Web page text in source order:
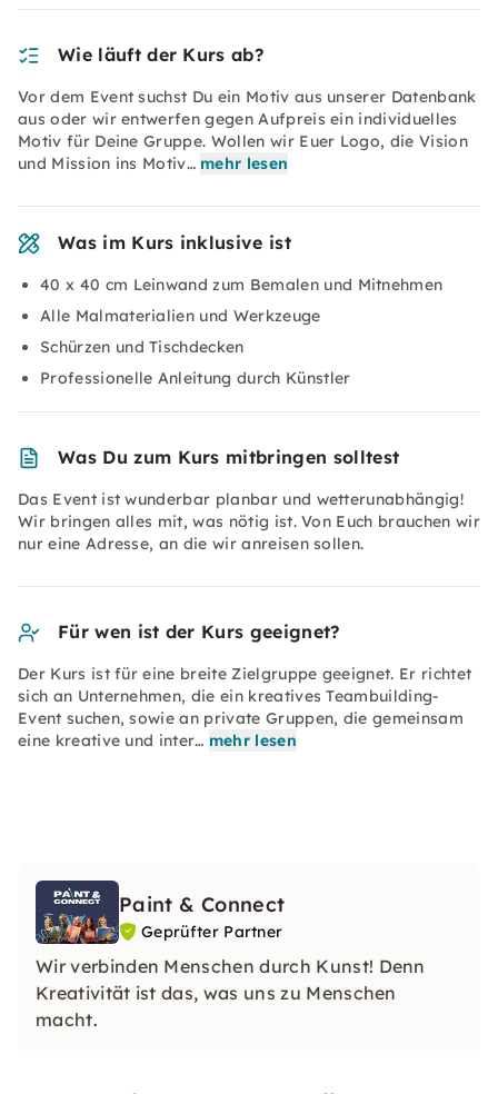
Wie läuft der Kurs ab?
Vor dem Event suchst Du ein Motiv aus unserer Datenbank
aus oder wir entwerfen gegen Aufpreis ein individuelles
Motiv für Deine Gruppe. Wollen wir Euer Logo, die Vision
und Mission ins Motiv… mehr lesen
Was im Kurs inklusive ist
40 x 40 cm Leinwand zum Bemalen und Mitnehmen
Alle Malmaterialien und Werkzeuge
Schürzen und Tischdecken
Professionelle Anleitung durch Künstler
Was Du zum Kurs mitbringen solltest
Das Event ist wunderbar planbar und wetterunabhängig!
Wir bringen alles mit, was nötig ist. Von Euch brauchen wir
nur eine Adresse, an die wir anreisen sollen.
Für wen ist der Kurs geeignet?
Der Kurs ist für eine breite Zielgruppe geeignet. Er richtet
sich an Unternehmen, die ein kreatives Teambuilding-
Event suchen, sowie an private Gruppen, die gemeinsam
eine kreative und inter… mehr lesen
Paint & Connect
Geprüfter Partner
Wir verbinden Menschen durch Kunst! Denn
Kreativität ist das, was uns zu Menschen
macht.